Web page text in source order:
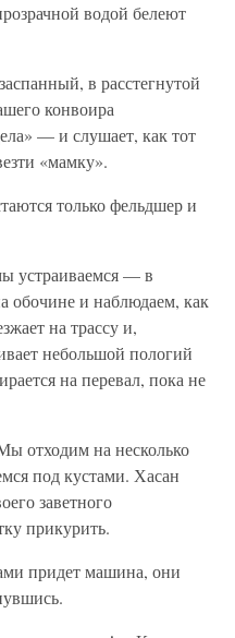
водой белеют
в расстегнутой
конвоира
— и слушает, как тот
«мамку».
только фельдшер и
устраиваемся — в
обочине и наблюдаем, как
на трассу и,
небольшой пологий
на перевал, пока не
отходим на несколько
под кустами. Хасан
заветного
прикурить.
придет машина, они